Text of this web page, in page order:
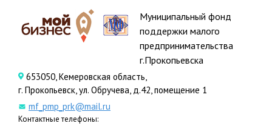
Муниципальный фонд
поддержки малого
предпринимательства
г.Прокопьевска
653050, Кемеровская область,
г. Прокопьевск, ул. Обручева, д.42, помещение 1
mf_pmp_prk@mail.ru
Контактные телефоны: